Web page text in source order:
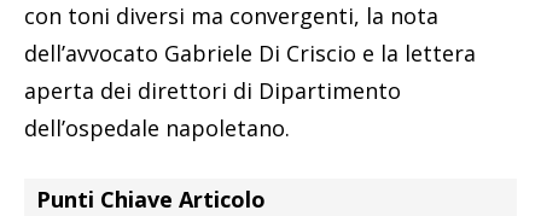
con toni diversi ma convergenti, la nota
dell’avvocato Gabriele Di Criscio e la lettera
aperta dei direttori di Dipartimento
dell’ospedale napoletano.
Punti Chiave Articolo